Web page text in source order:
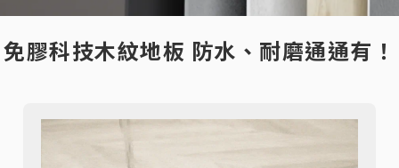
免膠科技木紋地板 防水、耐磨通通有！